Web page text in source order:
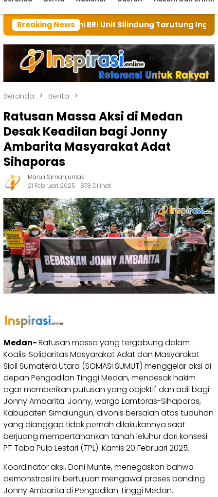
Breaking News
Unit Silindung Tarutung Ingatkan Kebaikan Tuhan
Beranda Berita
Ratusan Massa Aksi di Medan
Desak Keadilan bagi Jonny
Ambarita Masyarakat Adat
Sihaporas
Maruli Simanjuntak
21 Februari 2025
878 Dilihat
Medan-Ratusan massa yang tergabung dalam
Koalisi Solidaritas Masyarakat Adat dan Masyarakat
Sipil Sumatera Utara (SOMASI SUMUT) menggelar aksi di
depan Pengadilan Tinggi Medan, mendesak hakim
agar memberikan putusan yang objektif dan adil bagi
Jonny Ambarita. Jonny, warga Lamtoras-Sihaporas,
Kabupaten Simalungun, divonis bersalah atas tuduhan
yang dianggap tidak pernah dilakukannya saat
berjuang mempertahankan tanah leluhur dari konsesi
PT Toba Pulp Lestari (TPL). Kamis 20 Februari 2025.
Koordinator aksi, Doni Munte, menegaskan bahwa
demonstrasi ini bertujuan mengawal proses banding
Jonny Ambarita di Pengadilan Tinggi Medan.